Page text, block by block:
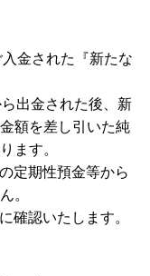
金された『新たな
出金された後、新
額を差し引いた純
ます。
定期性預金等から
。
確認いたします。